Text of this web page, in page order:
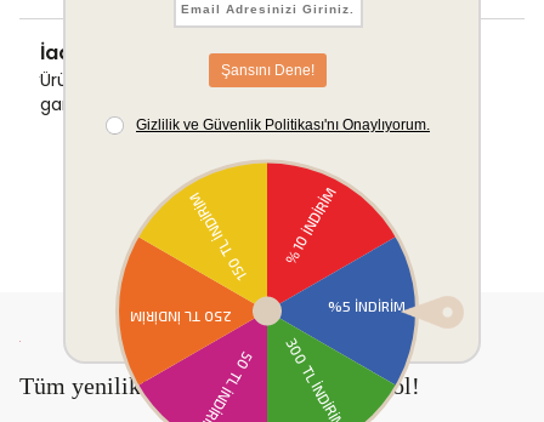
İade & Değişim Garantisi
Ürünlerinizde sorunsuz iade ve değişim
garantisi.
Tüm yeniliklerden önce sen haberdar ol!